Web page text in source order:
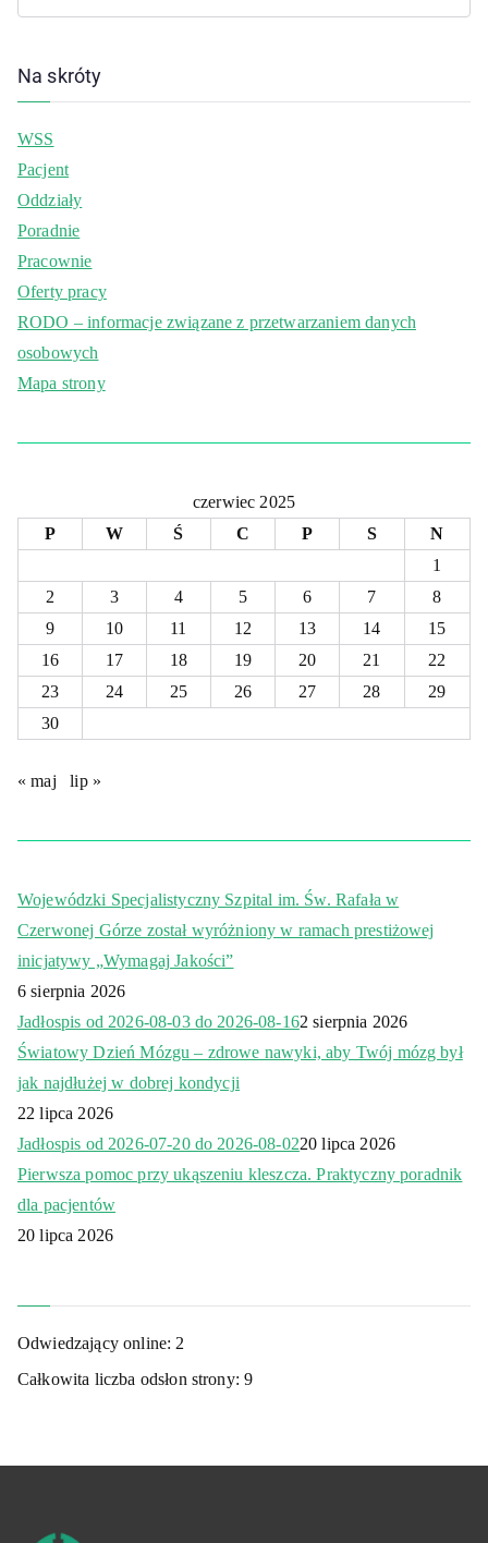
Na skróty
WSS
Pacjent
Oddziały
Poradnie
Pracownie
Oferty pracy
RODO – informacje związane z przetwarzaniem danych
osobowych
Mapa strony
czerwiec 2025
P
W Ś C P S
N
1
2
3 4 5 6 7
8
9
10 11 12 13 14
15
16
17 18 19 20 21
22
23
24 25 26 27 28
29
30
« maj lip »
Wojewódzki Specjalistyczny Szpital im. Św. Rafała w
Czerwonej Górze został wyróżniony w ramach prestiżowej
inicjatywy „Wymagaj Jakości”
6 sierpnia 2026
Jadłospis od 2026-08-03 do 2026-08-162 sierpnia 2026
Światowy Dzień Mózgu – zdrowe nawyki, aby Twój mózg był
jak najdłużej w dobrej kondycji
22 lipca 2026
Jadłospis od 2026-07-20 do 2026-08-0220 lipca 2026
Pierwsza pomoc przy ukąszeniu kleszcza. Praktyczny poradnik
dla pacjentów
20 lipca 2026
Odwiedzający online: 2
Całkowita liczba odsłon strony:9